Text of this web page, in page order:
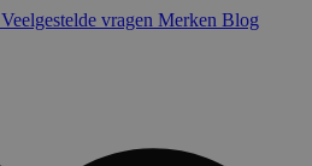
Veelgestelde vragen Merken Blog